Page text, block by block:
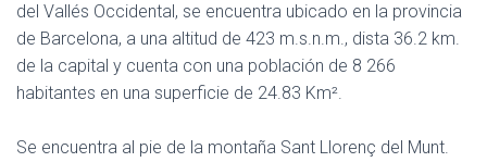
del Vallés Occidental, se encuentra ubicado en la provincia
de Barcelona, a una altitud de 423 m.s.n.m., dista 36.2 km.
de la capital y cuenta con una población de 8 266
habitantes en una superficie de 24.83 Km².
Se encuentra al pie de la montaña Sant Llorenç del Munt.